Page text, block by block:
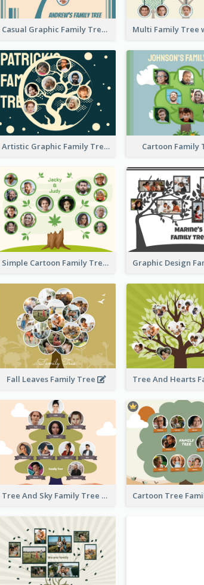
Casual Graphic Family Tree2
Artistic Graphic Family Tree Cartoon Family
Simple Cartoon Family Tree
Fall Leaves Family Tree
Tree And Sky Family Tree